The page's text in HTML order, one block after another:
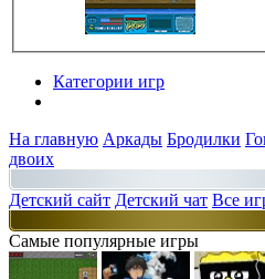
Категории игр
На главную Аркады Бродилки
двоих
Детский сайт Детский чат Все
Самые популярные игры